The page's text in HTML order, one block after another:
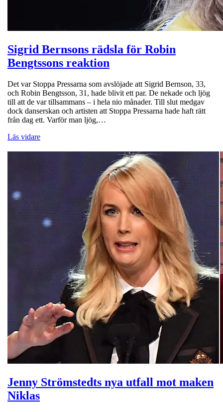
Sigrid Bernsons rädsla för Robin
Bengtssons reaktion
Det var Stoppa Pressarna som avslöjade att Sigrid Bernson, 33,
och Robin Bengtsson, 31, hade blivit ett par. De nekade och ljög
till att de var tillsammans – i hela nio månader. Till slut medgav
dock danserskan och artisten att Stoppa Pressarna hade haft rätt
från dag ett. Varför man ljög,…
Läs vidare
Jenny Strömstedts nya utfall mot maken
Niklas